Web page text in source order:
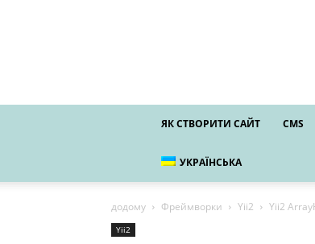
ЯК СТВОРИТИ САЙТ CMS
УКРАЇНСЬКА
додому Фреймворки Yii2 Yii2
Yii2